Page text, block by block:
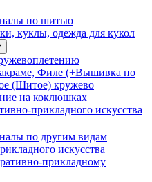
по шитью
куклы, одежда для кукол
Филе (+Вышивка по
(Шитое) кружево
на коклюшках
прикладного искусства
по другим видам
искусства
прикладному